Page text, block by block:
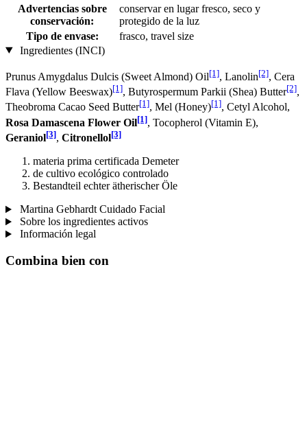
Advertencias sobre
conservación:
conservar en lugar fresco, seco y
protegido de la luz
Tipo de envase:
frasco, travel size
Ingredientes (INCI)
Prunus Amygdalus Dulcis (Sweet Almond) Oil[1], Lanolin[2], Cera
Flava (Yellow Beeswax)[1], Butyrospermum Parkii (Shea) Butter[2],
Theobroma Cacao Seed Butter[1], Mel (Honey)[1], Cetyl Alcohol,
Rosa Damascena Flower Oil[1], Tocopherol (Vitamin E),
Geraniol[3], Citronellol[3]
materia prima certificada Demeter
de cultivo ecológico controlado
Bestandteil echter ätherischer Öle
Martina Gebhardt Cuidado Facial
Sobre los ingredientes activos
Información legal
Combina bien con